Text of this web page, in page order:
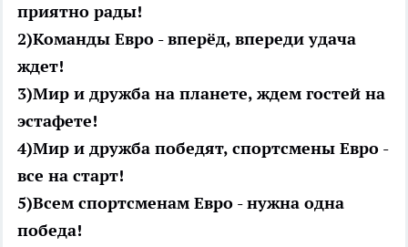
приятно рады!
2)Команды Евро - вперёд, впереди удача
ждет!
3)Мир и дружба на планете, ждем гостей на
эстафете!
4)Мир и дружба победят, спортсмены Евро -
все на старт!
5)Всем спортсменам Евро - нужна одна
победа!